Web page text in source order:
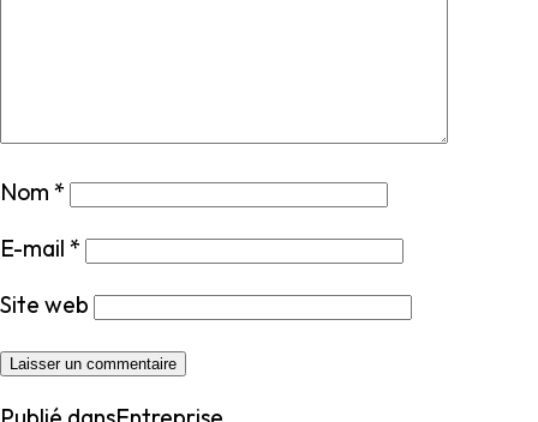
Nom *
E-mail *
Site web
NAVIGATION